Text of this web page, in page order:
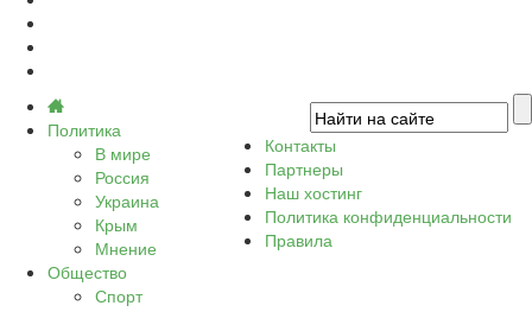
Политика
В мире
Россия
Украина
Крым
Мнение
Общество
Спорт
Контакты
Партнеры
Наш хостинг
Политика конфиденциальности
Правила